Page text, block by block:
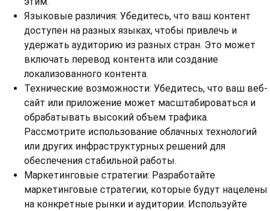
Языковые различия: Убедитесь, что ваш контент
доступен на разных языках, чтобы привлечь и
удержать аудиторию из разных стран. Это может
включать перевод контента или создание
локализованного контента.
Технические возможности: Убедитесь, что ваш веб-
сайт или приложение может масштабироваться и
обрабатывать высокий объем трафика.
Рассмотрите использование облачных технологий
или других инфраструктурных решений для
обеспечения стабильной работы.
Маркетинговые стратегии: Разработайте
маркетинговые стратегии, которые будут нацелены
на конкретные рынки и аудитории. Используйте